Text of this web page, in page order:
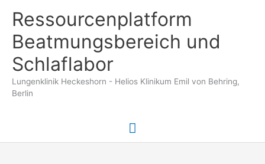
InhaltRessourcenplatform
Beatmungsbereich und
Schlaflabor
Lungenklinik Heckeshorn - Helios Klinikum Emil von Behring,
Berlin
Hauptmenü